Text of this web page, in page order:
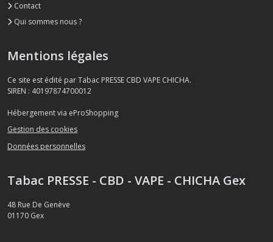
Contact
Qui sommes nous ?
Mentions légales
Ce site est édité par Tabac PRESSE CBD VAPE CHICHA.
SIREN : 40197874700012
Hébergement via eProShopping
Gestion des cookies
Données personnelles
Tabac PRESSE - CBD - VAPE - CHICHA Gex
48 Rue De Genève
01170 Gex